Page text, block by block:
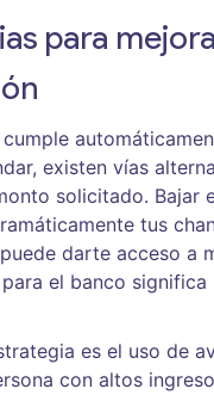
para
existen vías
solicitado. Bajar
tus
darte acceso a
el banco
es el uso de
con altos